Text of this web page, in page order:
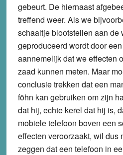
gebeurt. De hiernaast
treffend weer. Als we
schaaltje blootstellen aan de
geproduceerd wordt door
aannemelijk dat we effecten
zaad kunnen meten. Maar
conclusie trekken dat een
föhn kan gebruiken om zijn
dat hij, echte kerel dat hij is,
mobiele telefoon boven een
effecten veroorzaakt, wil dus
zeggen dat een telefoon in